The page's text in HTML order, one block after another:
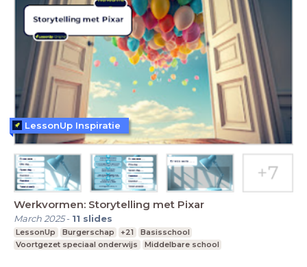
Werkvormen: Storytelling met Pixar
March 2025- 11 slides
LessonUp Burgerschap +21
Basisschool
Voortgezet speciaal onderwijs
Middelbare school
LessonUp Inspiratie